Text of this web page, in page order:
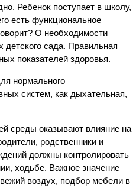
Ребенок поступает в школу,
есть функциональное
О необходимости
детского сада. Правильная
показателей здоровья.
нормального
систем, как дыхательная,
среды оказывают влияние на
родственники и
должны контролировать
ходьбе. Важное значение
воздух, подбор мебели в